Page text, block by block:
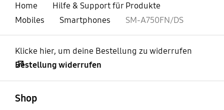
Home
Hilfe & Support für Produkte
Mobiles
Smartphones SM-A750FN/DS
Klicke hier, um deine Bestellung zu widerrufen
Bestellung widerrufen
Shop